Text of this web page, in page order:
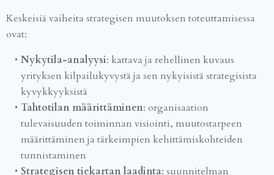
Keskeisiä vaiheita strategisen muutoksen toteuttamisessa
ovat:
Nykytila-analyysi: kattava ja rehellinen kuvaus
yrityksen kilpailukyvystä ja sen nykyisistä strategisista
kyvykkyyksistä
Tahtotilan määrittäminen: organisaation
tulevaisuuden toiminnan visiointi, muutostarpeen
määrittäminen ja tärkeimpien kehittämiskohteiden
tunnistaminen
Strategisen tiekartan laadinta: suunnitelman